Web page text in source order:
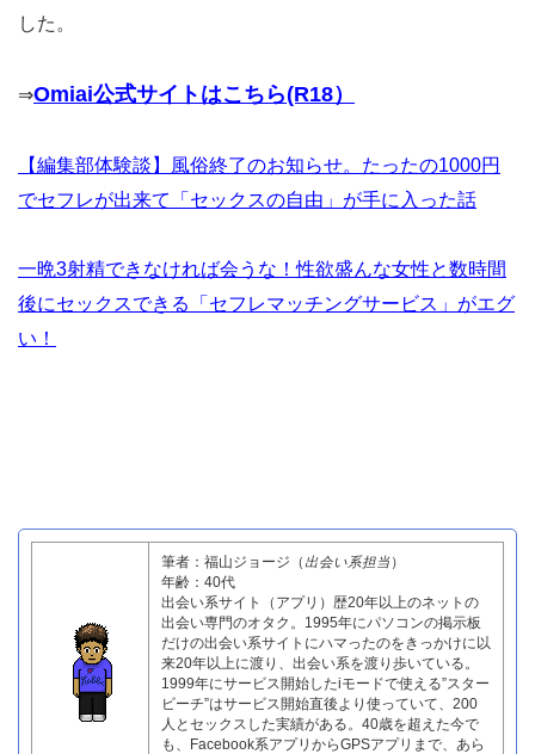
した。
⇒Omiai公式サイトはこちら(R18）
【編集部体験談】風俗終了のお知らせ。たったの1000円
でセフレが出来て「セックスの自由」が手に入った話
一晩3射精できなければ会うな！性欲盛んな女性と数時間
後にセックスできる「セフレマッチングサービス」がエグ
い！
筆者：福山ジョージ（ 出会い系担当）
年齢：40代
出会い系サイト（アプリ）歴20年以上のネットの
出会い専門のオタク。1995年にパソコンの掲示板
だけの出会い系サイトにハマったのをきっかけに以
来20年以上に渡り、出会い系を渡り歩いている。
1999年にサービス開始したiモードで使える”スター
ビーチ”はサービス開始直後より使っていて、200
人とセックスした実績がある。40歳を超えた今で
も、Facebook系アプリからGPSアプリまで、あら